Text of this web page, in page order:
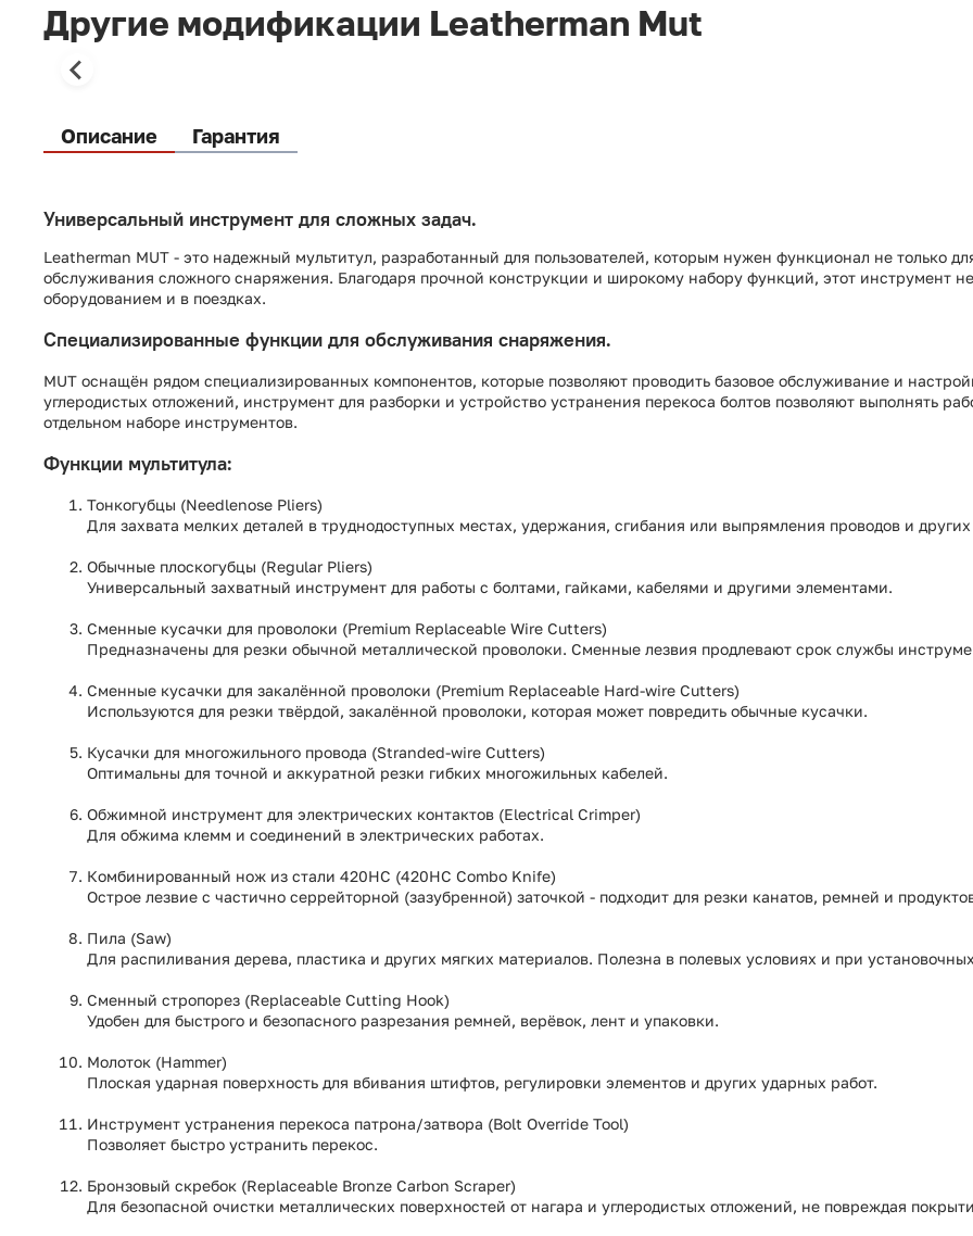
Другие модификации Leatherman Mut
Описание Гарантия
Универсальный инструмент для сложных задач.
Leatherman MUT - это надежный мультитул, разработанный для пользователей, которым нужен функционал не только
обслуживания сложного снаряжения. Благодаря прочной конструкции и широкому набору функций, этот инструмент
оборудованием и в поездках.
Специализированные функции для обслуживания снаряжения.
MUT оснащён рядом специализированных компонентов, которые позволяют проводить базовое обслуживание и
углеродистых отложений, инструмент для разборки и устройство устранения перекоса болтов позволяют выполнять
отдельном наборе инструментов.
Функции мультитула:
Тонкогубцы (Needlenose Pliers)
Для захвата мелких деталей в труднодоступных местах, удержания, сгибания или выпрямления проводов и
Обычные плоскогубцы (Regular Pliers)
Универсальный захватный инструмент для работы с болтами, гайками, кабелями и другими элементами.
Сменные кусачки для проволоки (Premium Replaceable Wire Cutters)
Предназначены для резки обычной металлической проволоки. Сменные лезвия продлевают срок службы
Сменные кусачки для закалённой проволоки (Premium Replaceable Hard-wire Cutters)
Используются для резки твёрдой, закалённой проволоки, которая может повредить обычные кусачки.
Кусачки для многожильного провода (Stranded-wire Cutters)
Оптимальны для точной и аккуратной резки гибких многожильных кабелей.
Обжимной инструмент для электрических контактов (Electrical Crimper)
Для обжима клемм и соединений в электрических работах.
Комбинированный нож из стали 420HC (420HC Combo Knife)
Острое лезвие с частично серрейторной (зазубренной) заточкой - подходит для резки канатов, ремней и
Пила (Saw)
Для распиливания дерева, пластика и других мягких материалов. Полезна в полевых условиях и при
Сменный стропорез (Replaceable Cutting Hook)
Удобен для быстрого и безопасного разрезания ремней, верёвок, лент и упаковки.
Молоток (Hammer)
Плоская ударная поверхность для вбивания штифтов, регулировки элементов и других ударных работ.
Инструмент устранения перекоса патрона/затвора (Bolt Override Tool)
Позволяет быстро устранить перекос.
Бронзовый скребок (Replaceable Bronze Carbon Scraper)
Для безопасной очистки металлических поверхностей от нагара и углеродистых отложений, не повреждая